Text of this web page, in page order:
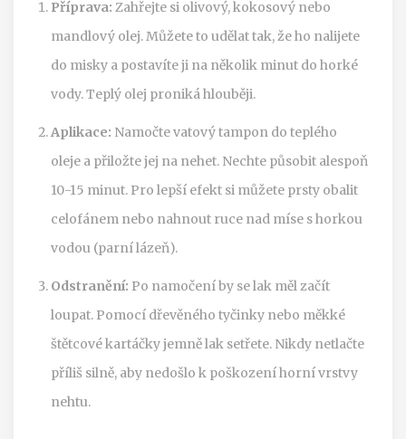
Příprava: Zahřejte si olivový, kokosový nebo
mandlový olej. Můžete to udělat tak, že ho nalijete
do misky a postavíte ji na několik minut do horké
vody. Teplý olej proniká hlouběji.
Aplikace: Namočte vatový tampon do teplého
oleje a přiložte jej na nehet. Nechte působit alespoň
10-15 minut. Pro lepší efekt si můžete prsty obalit
celofánem nebo nahnout ruce nad míse s horkou
vodou (parní lázeň).
Odstranění: Po namočení by se lak měl začít
loupat. Pomocí dřevěného tyčinky nebo měkké
štětcové kartáčky jemně lak setřete. Nikdy netlačte
příliš silně, aby nedošlo k poškození horní vrstvy
nehtu.